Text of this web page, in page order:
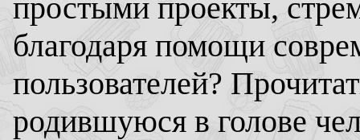
простыми проекты,
благодаря помощи
пользователей?
родившуюся в голове